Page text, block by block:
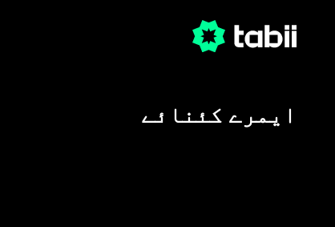
ایمرے کئنائے